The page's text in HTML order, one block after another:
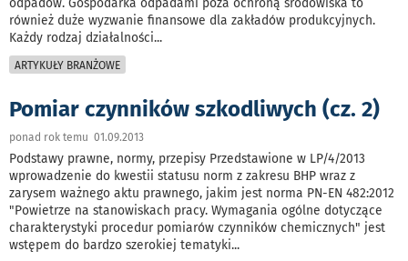
odpadów. Gospodarka odpadami poza ochroną środowiska to
również duże wyzwanie finansowe dla zakładów produkcyjnych.
Każdy rodzaj działalności...
ARTYKUŁY BRANŻOWE
Pomiar czynników szkodliwych (cz. 2)
ponad rok temu 01.09.2013
Podstawy prawne, normy, przepisy Przedstawione w LP/4/2013
wprowadzenie do kwestii statusu norm z zakresu BHP wraz z
zarysem ważnego aktu prawnego, jakim jest norma PN-EN 482:2012
"Powietrze na stanowiskach pracy. Wymagania ogólne dotyczące
charakterystyki procedur pomiarów czynników chemicznych" jest
wstępem do bardzo szerokiej tematyki...